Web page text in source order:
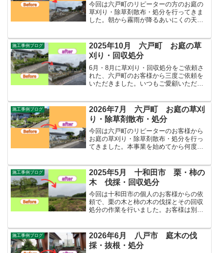
今回は六戸町のリピーターの方のお庭の
草刈り・除草剤散布・処分を行ってきま
した。朝から霧雨が降るあいにくの天気
り午後には天気が良くなり、無事に除草
剤の散布までできたので安...
施工事例ブログ
2025年10月 六戸町 お庭の草
刈り・回収処分
6月・8月に草刈り・回収処分をご依頼さ
れた、六戸町のお客様から三度ご依頼を
いただきました。いつもご愛顧いただき
た。もう肌寒い時期になりましたので、
今年は最後の草刈りとなる...
施工事例ブログ
2026年7月 六戸町 お庭の草刈
り・除草剤散布・処分
今回は六戸町のリピーターのお客様から
お庭の草刈り・除草剤散布・処分を行っ
てきました。本事業を始めてから何度も
不慣れですが簡単な庭木の剪定も行いま
した。これから梅雨に入り...
施工事例ブログ
2025年5月 十和田市 栗・柿の
木 伐採・回収処分
今回は十和田市の個人のお客様からの依
頼で、栗の木と柿の木の伐採とその回収
処分の作業を行いました。お客様は別地
してしまっていることを気にかけてお
り、木の伐採と回収を決断さ...
施工事例ブログ
2026年6月 八戸市 庭木の伐
採・抜根・処分